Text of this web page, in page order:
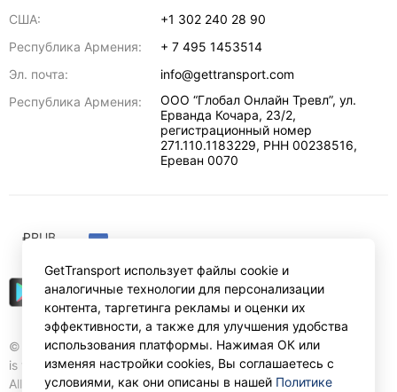
США:
+1 302 240 28 90
Республика Армения:
+ 7 495 1453514
Эл. почта:
info@gettransport.com
Республика Армения:
ООО “Глобал Онлайн Тревл”, ул.
Ерванда Кочара, 23/2,
регистрационный номер
271.110.1183229, РНН 00238516,
Ереван 0070
© Gettransport International Limited. GetTransport®
is trademark of Gettransport International Limited.
All rights reserved.
₽RUB
GetTransport использует файлы cookie и
аналогичные технологии для персонализации
контента, таргетинга рекламы и оценки их
эффективности, а также для улучшения удобства
использования платформы. Нажимая ОК или
изменяя настройки cookies, Вы соглашаетесь с
условиями, как они описаны в нашей Политике